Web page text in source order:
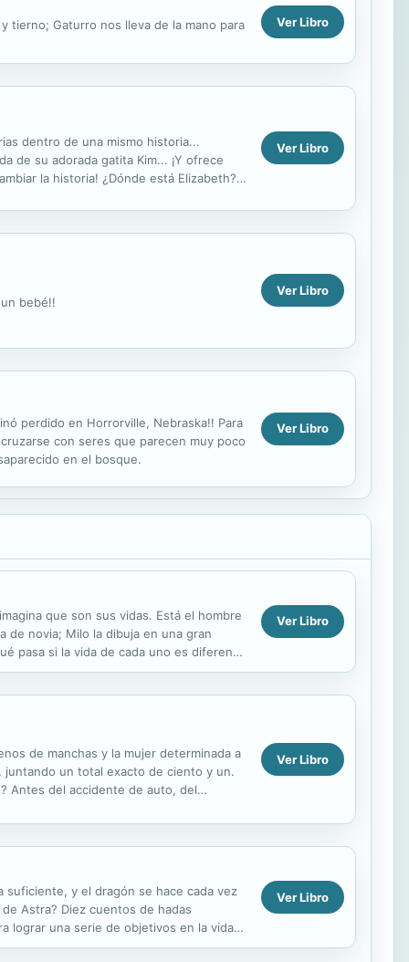
tierno; Gaturro nos lleva de la mano para Ver Libro
dentro de una mismo historia...
de su adorada gatita Kim... ¡Y ofrece
la historia! ¿Dónde está Elizabeth?
Ver Libro
bebé!!
Ver Libro
perdido en Horrorville, Nebraska!! Para
con seres que parecen muy poco
en el bosque.
Ver Libro
que son sus vidas. Está el hombre
de novia; Milo la dibuja en una gran
pasa si la vida de cada uno es diferente
Ver Libro
de manchas y la mujer determinada a
juntando un total exacto de ciento y un.
Antes del accidente de auto, del
Ver Libro
suficiente, y el dragón se hace cada vez
Astra? Diez cuentos de hadas
lograr una serie de objetivos en la vida
Ver Libro